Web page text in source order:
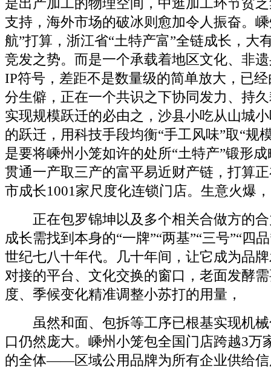
是出产加工的物理空间，中逛加工环节贫
支持，海外市场的破冰则愈加令人振奋。
航”打算，浙江省“土特产富”全链成长，大
竞发之势。而是一个承载着地区文化、非
IP符号，差距不是数量级的简单放大，已经
分生僻，正在一个共识之下协同发力、持
实现规模跃迁的必由之，沙县小吃从山城
的跃迁，用科技手段均衡“手工风味”取“规
是要将嵊州小笼如许的处所“土特产”锻形
贯通一产取三产的富平易近财产链，打算
市成长1001家尺度化连锁门店。生意火爆
正在包罗锦坤以及多个相关合做方的合
成长需找到本身的“一牌”“两基”“三号”“四
世纪七八十年代。几十年间，让它成为品
对接的平台、文化交换的窗口，老面发酵
度、季候变化精准调整小苏打的用量，
虽然和面、包拆等工序已根基实现机械
口仍然庞大。嵊州小笼包全国门店跨越3万
的全体——区域公用品牌为所有企业供给信